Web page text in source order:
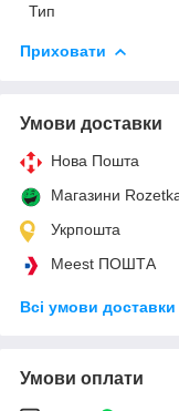
Тип
Приховати
Умови доставки
Нова Пошта
Магазини
Укрпошта
Meest ПОШТА
Всі умови доставки
Умови оплати